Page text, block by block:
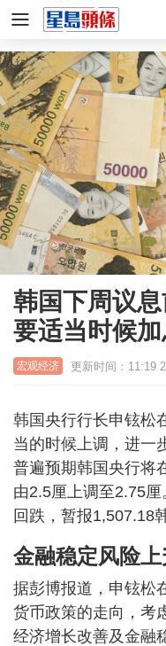
韩国下周议
要适当时候
宏观经济 更新时间：11:19
韩国央行行长申铉松
当的时候上调，进一
普遍预期韩国央行将
由2.5厘上调至2.75
回跌，暂报1,507.18
金融稳定风险上
据彭博报道，申铉松
货币政策的走向，考
经济增长改善及金融